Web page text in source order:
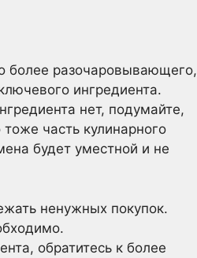
более разочаровывающего,
ингредиента.
нет, подумайте,
часть кулинарного
будет уместной и не
ненужных покупок.
обратитесь к более